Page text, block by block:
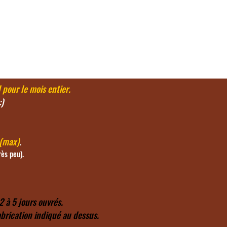
le mois entier.
.
peu).
à 5 jours ouvrés.
indiqué au dessus.